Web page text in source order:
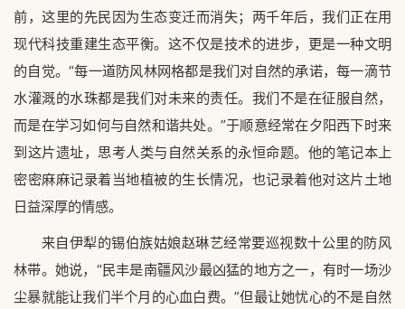
前，这里的先民因为生态变迁而消失；两千年后，我们正在用
现代科技重建生态平衡。这不仅是技术的进步，更是一种文明
的自觉。“每一道防风林网格都是我们对自然的承诺，每一滴节
水灌溉的水珠都是我们对未来的责任。我们不是在征服自然，
而是在学习如何与自然和谐共处。”于顺意经常在夕阳西下时来
到这片遗址，思考人类与自然关系的永恒命题。他的笔记本上
密密麻麻记录着当地植被的生长情况，也记录着他对这片土地
日益深厚的情感。
来自伊犁的锡伯族姑娘赵琳艺经常要巡视数十公里的防风
林带。她说，“民丰是南疆风沙最凶猛的地方之一，有时一场沙
尘暴就能让我们半个月的心血白费。”但最让她忧心的不是自然